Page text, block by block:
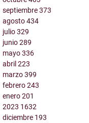
septiembre373
agosto434
julio329
junio289
mayo336
abril223
marzo399
febrero243
enero201
2023 1632
diciembre 193